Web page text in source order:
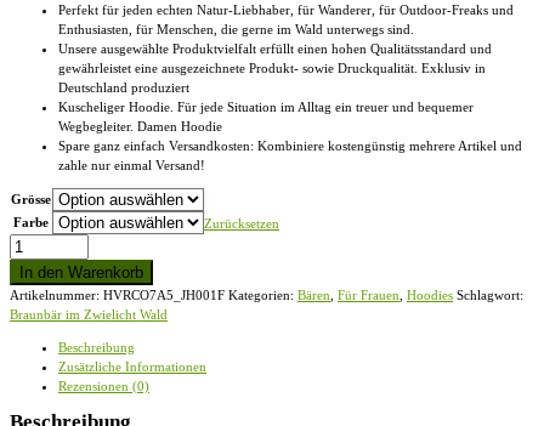
Perfekt für jeden echten Natur-Liebhaber, für Wanderer, für Outdoor-Freaks und
Enthusiasten, für Menschen, die gerne im Wald unterwegs sind.
Unsere ausgewählte Produktvielfalt erfüllt einen hohen Qualitätsstandard und
gewährleistet eine ausgezeichnete Produkt- sowie Druckqualität. Exklusiv in
Deutschland produziert
Kuscheliger Hoodie. Für jede Situation im Alltag ein treuer und bequemer
Wegbegleiter. Damen Hoodie
Spare ganz einfach Versandkosten: Kombiniere kostengünstig mehrere Artikel und
zahle nur einmal Versand!
Grösse
Farbe
Zurücksetzen
Braunbär
im
Zwielicht
Wald
-
In den Warenkorb
Artikelnummer: HVRCO7A5_JH001F Kategorien: Bären Für Frauen Hoodies Schlagwort:
Braunbär im Zwielicht Wald
Beschreibung
Zusätzliche Informationen
Rezensionen (0)